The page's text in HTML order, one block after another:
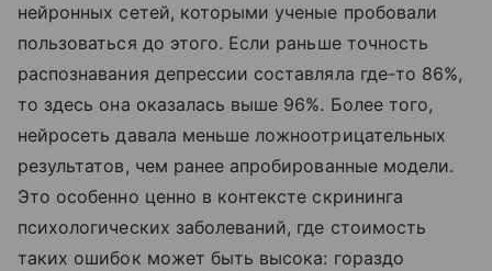
нейронных сетей, которыми ученые пробовали
пользоваться до этого. Если раньше точность
распознавания депрессии составляла где-то 86%,
то здесь она оказалась выше 96%. Более того,
нейросеть давала меньше ложноотрицательных
результатов, чем ранее апробированные модели.
Это особенно ценно в контексте скрининга
психологических заболеваний, где стоимость
таких ошибок может быть высока: гораздо